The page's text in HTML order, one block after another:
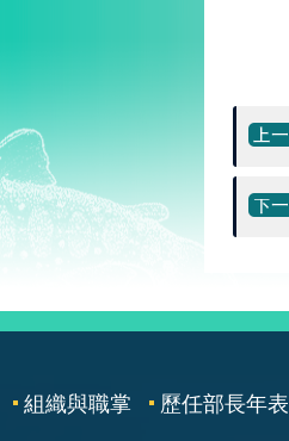
組織與職掌 歷任部長年表